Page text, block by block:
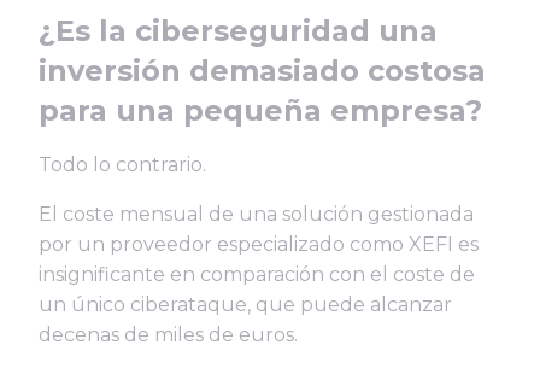
¿Es la ciberseguridad una
inversión demasiado costosa
para una pequeña empresa?
Todo lo contrario.
El coste mensual de una solución gestionada
por un proveedor especializado como XEFI es
insignificante en comparación con el coste de
un único ciberataque, que puede alcanzar
decenas de miles de euros.